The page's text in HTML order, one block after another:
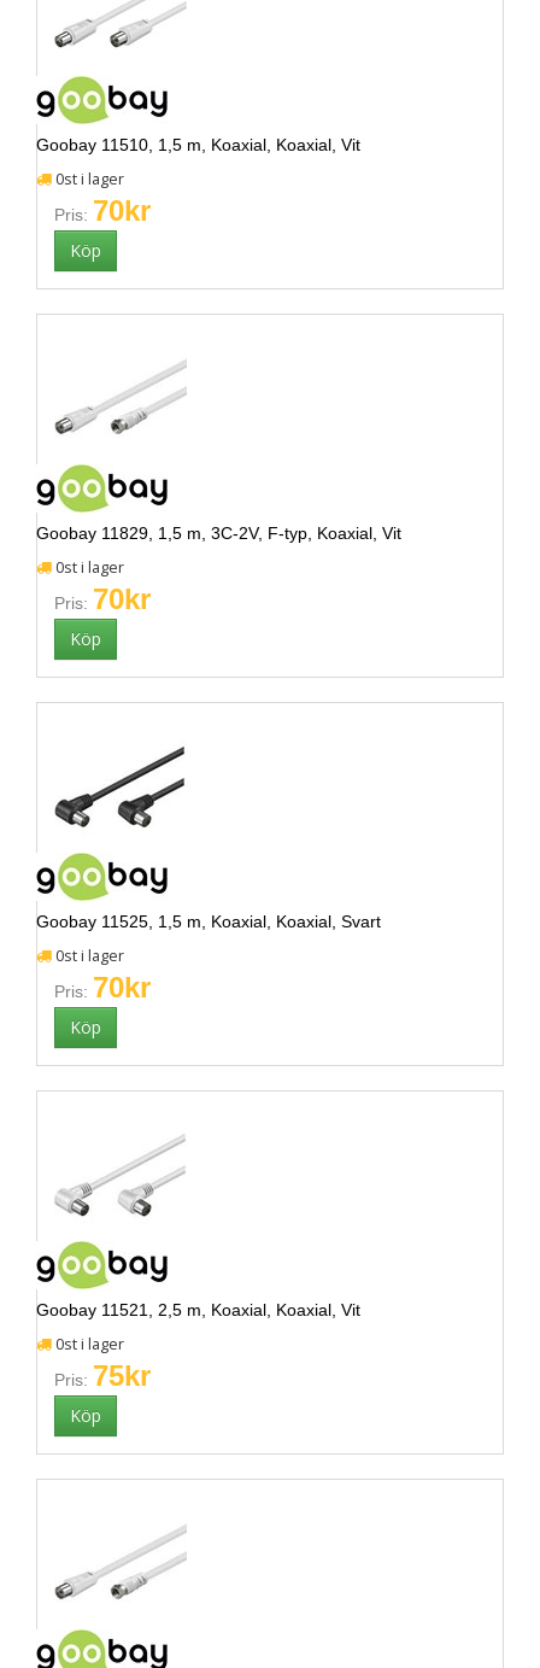
Goobay 11510, 1,5 m, Koaxial, Koaxial, Vit
0st i lager
Pris: 70kr
Goobay 11829, 1,5 m, 3C-2V, F-typ, Koaxial, Vit
0st i lager
Pris: 70kr
Goobay 11525, 1,5 m, Koaxial, Koaxial, Svart
0st i lager
Pris: 70kr
Goobay 11521, 2,5 m, Koaxial, Koaxial, Vit
0st i lager
Pris: 75kr